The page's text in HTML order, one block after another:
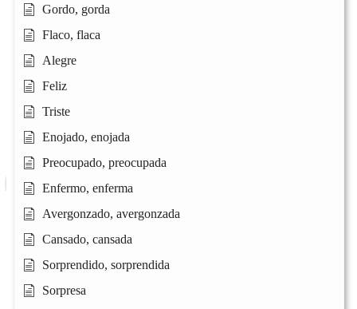
Gordo, gorda
Flaco, flaca
Alegre
Feliz
Triste
Enojado, enojada
Preocupado, preocupada
Enfermo, enferma
Avergonzado, avergonzada
Cansado, cansada
Sorprendido, sorprendida
Sorpresa